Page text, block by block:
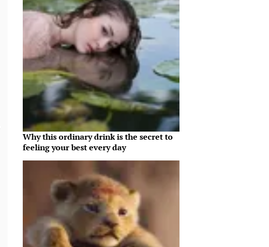
Why this ordinary drink is the secret to
feeling your best every day